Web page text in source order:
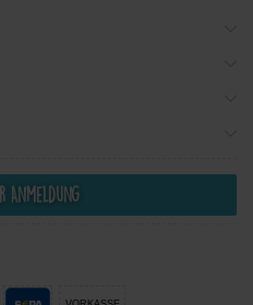
Anmeldung